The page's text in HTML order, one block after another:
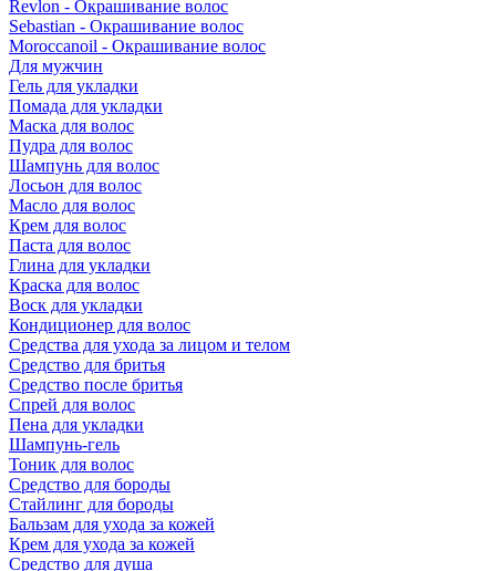
Revlon - Окрашивание волос
Sebastian - Окрашивание волос
Moroccanoil - Окрашивание волос
Для мужчин
Гель для укладки
Помада для укладки
Маска для волос
Пудра для волос
Шампунь для волос
Лосьон для волос
Масло для волос
Крем для волос
Паста для волос
Глина для укладки
Краска для волос
Воск для укладки
Кондиционер для волос
Средства для ухода за лицом и телом
Средство для бритья
Средство после бритья
Спрей для волос
Пена для укладки
Шампунь-гель
Тоник для волос
Средство для бороды
Стайлинг для бороды
Бальзам для ухода за кожей
Крем для ухода за кожей
Средство для душа